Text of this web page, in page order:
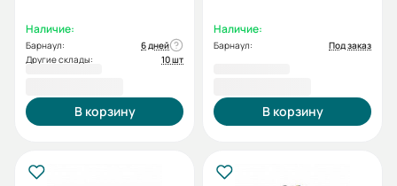
Наличие:
Барнаул:
6 дней
Другие склады:
10 шт
В корзину
Наличие:
Барнаул: Под заказ
В корзину